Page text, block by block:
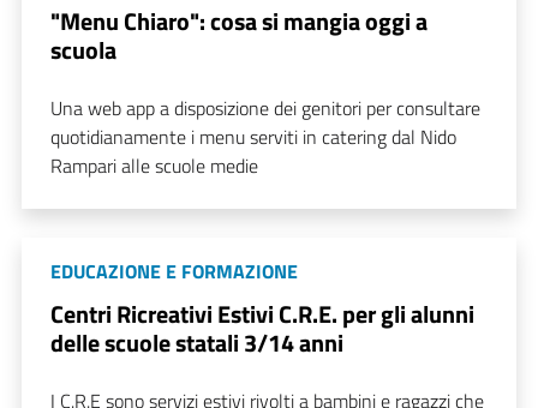
"Menu Chiaro": cosa si mangia oggi a
scuola
Una web app a disposizione dei genitori per consultare
quotidianamente i menu serviti in catering dal Nido
Rampari alle scuole medie
EDUCAZIONE E FORMAZIONE
Centri Ricreativi Estivi C.R.E. per gli alunni
delle scuole statali 3/14 anni
I C.R.E sono servizi estivi rivolti a bambini e ragazzi che